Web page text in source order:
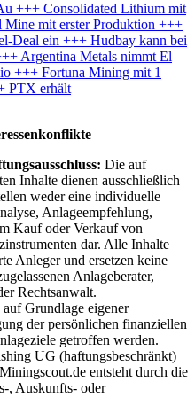
+++ Consolidated Lithium mit
mit erster Produktion +++
Deal ein +++ Hudbay kann bei
Argentina Metals nimmt El
+++ Fortuna Mining mit 1
PTX erhält
Die auf
Inhalte dienen ausschließlich
weder eine individuelle
Anlageempfehlung,
Kauf oder Verkauf von
dar. Alle Inhalte
Anleger und ersetzen keine
Anlageberater,
Rechtsanwalt.
Grundlage eigener
der persönlichen finanziellen
getroffen werden.
UG (haftungsbeschränkt)
entsteht durch die
, Auskunfts- oder